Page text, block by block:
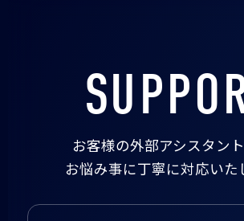
お客様の外部アシスタン
お悩み事に丁寧に対応いた